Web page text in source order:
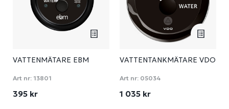
VATTENMÄTARE EBM
Art nr: 13801
395 kr
VATTENTANKMÄTARE VDO
Art nr: 05034
1 035 kr